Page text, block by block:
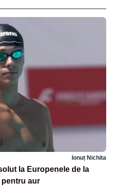
Ionuț Nichita
la Europenele de la
pentru aur